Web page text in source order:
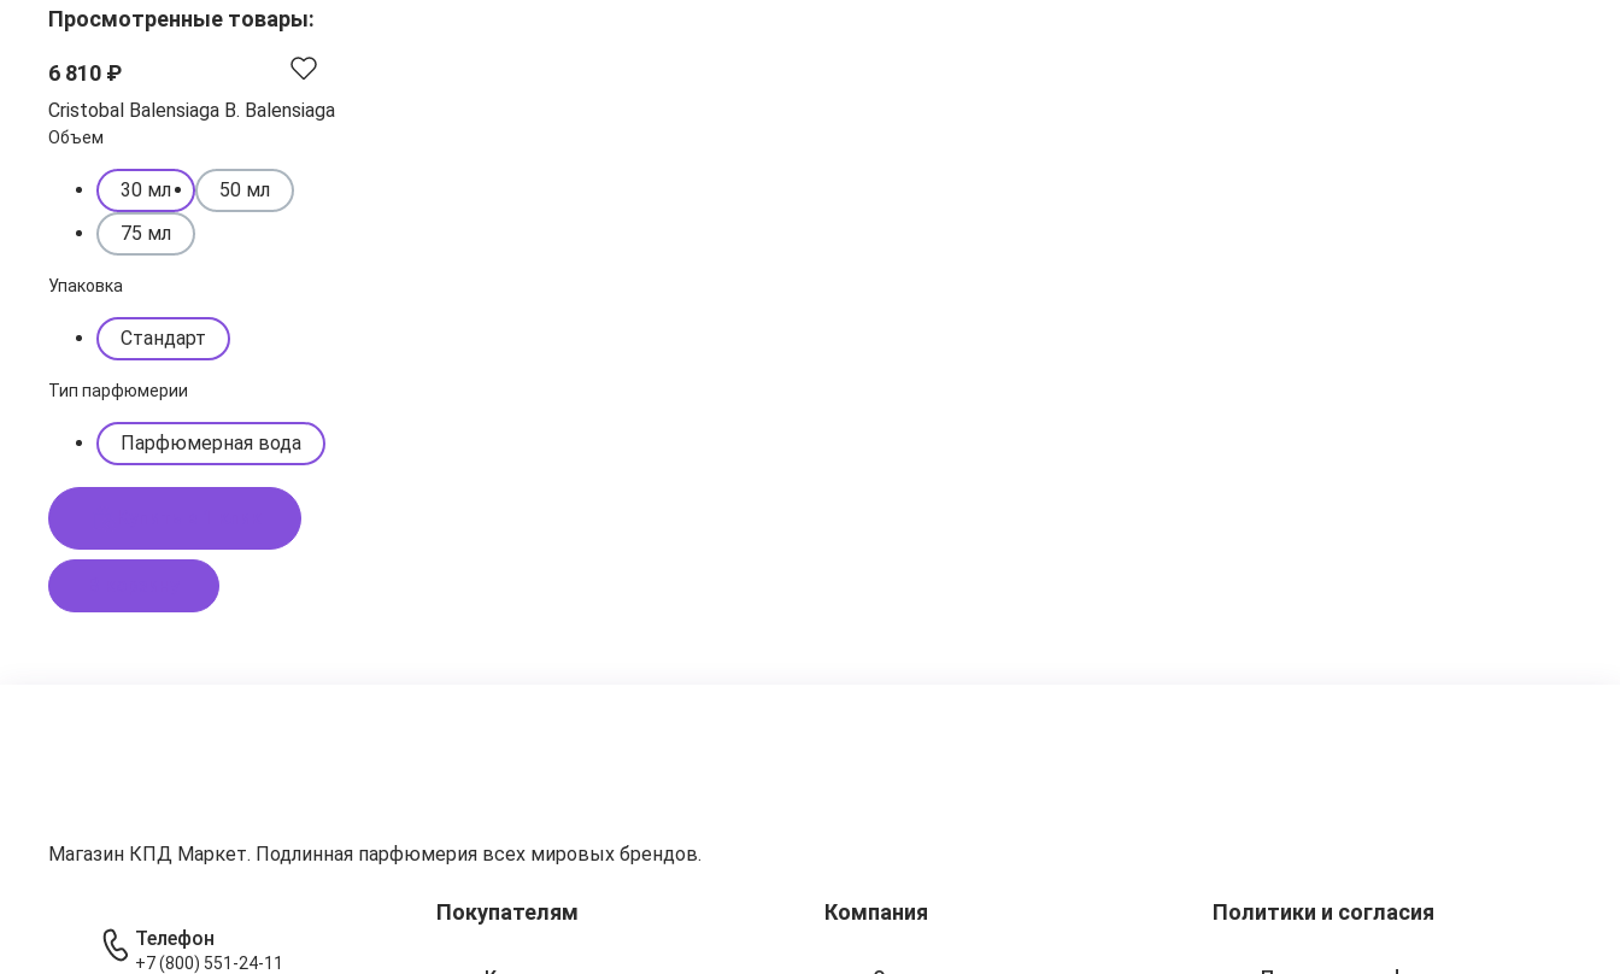
Просмотренные товары:
6 810 ₽
Cristobal Balensiaga B. Balensiaga
Объем
30 мл
50 мл
75 мл
Упаковка
Стандарт
Тип парфюмерии
Парфюмерная вода
Магазин КПД Маркет. Подлинная парфюмерия всех мировых брендов.
Покупателям Компания Политики и согласия
Телефон
+7 (800) 551-24-11